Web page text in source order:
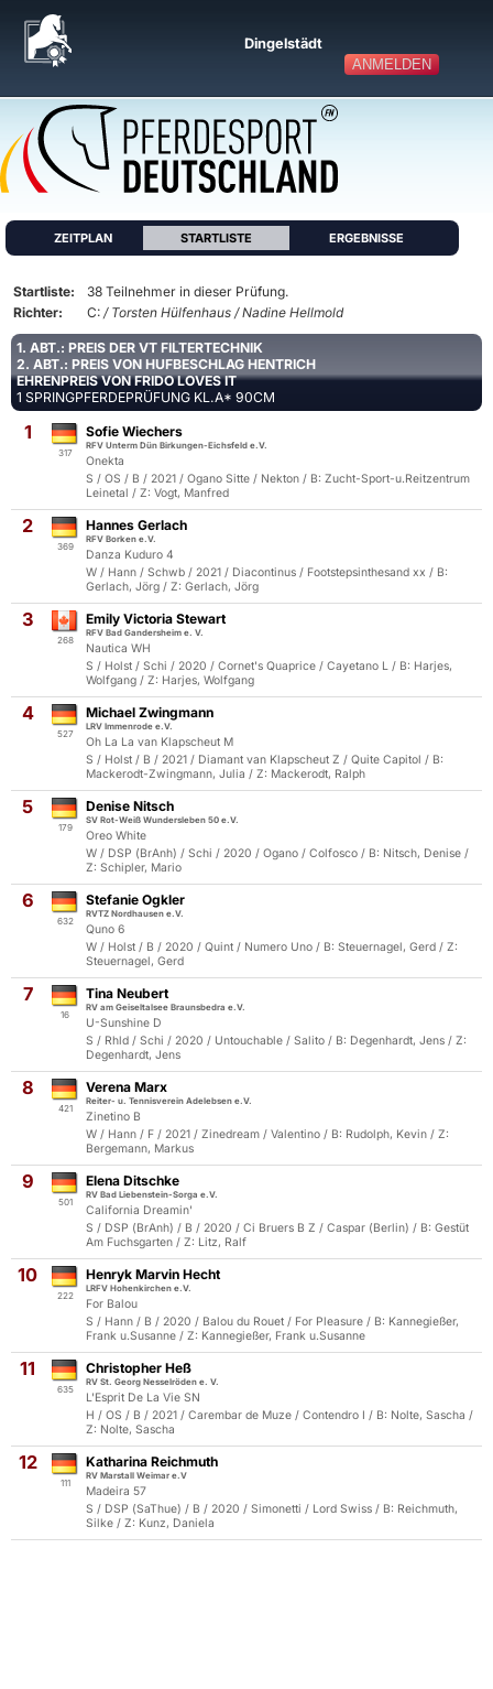
ANMELDEN
Dingelstädt
ZEITPLAN STARTLISTE ERGEBNISSE
Startliste:
38 Teilnehmer in dieser Prüfung.
Richter:
C: / Torsten Hülfenhaus / Nadine Hellmold
1. ABT.: PREIS DER VT FILTERTECHNIK
2. ABT.: PREIS VON HUFBESCHLAG HENTRICH
EHRENPREIS VON FRIDO LOVES IT
1 SPRINGPFERDEPRÜFUNG KL.A* 90CM
1
317
Sofie Wiechers
RFV Unterm Dün Birkungen-Eichsfeld e.V.
Onekta
S / OS / B / 2021 / Ogano Sitte / Nekton / B: Zucht-Sport-u.Reitzentrum
Leinetal / Z: Vogt, Manfred
2
369
Hannes Gerlach
RFV Borken e.V.
Danza Kuduro 4
W / Hann / Schwb / 2021 / Diacontinus / Footstepsinthesand xx / B:
Gerlach, Jörg / Z: Gerlach, Jörg
3
268
Emily Victoria Stewart
RFV Bad Gandersheim e. V.
Nautica WH
S / Holst / Schi / 2020 / Cornet's Quaprice / Cayetano L / B: Harjes,
Wolfgang / Z: Harjes, Wolfgang
4
527
Michael Zwingmann
LRV Immenrode e.V.
Oh La La van Klapscheut M
S / Holst / B / 2021 / Diamant van Klapscheut Z / Quite Capitol / B:
Mackerodt-Zwingmann, Julia / Z: Mackerodt, Ralph
5
179
Denise Nitsch
SV Rot-Weiß Wundersleben 50 e.V.
Oreo White
W / DSP (BrAnh) / Schi / 2020 / Ogano / Colfosco / B: Nitsch, Denise /
Z: Schipler, Mario
6
632
Stefanie Ogkler
RVTZ Nordhausen e.V.
Quno 6
W / Holst / B / 2020 / Quint / Numero Uno / B: Steuernagel, Gerd / Z:
Steuernagel, Gerd
7
16
Tina Neubert
RV am Geiseltalsee Braunsbedra e.V.
U-Sunshine D
S / Rhld / Schi / 2020 / Untouchable / Salito / B: Degenhardt, Jens / Z:
Degenhardt, Jens
8
421
Verena Marx
Reiter- u. Tennisverein Adelebsen e.V.
Zinetino B
W / Hann / F / 2021 / Zinedream / Valentino / B: Rudolph, Kevin / Z:
Bergemann, Markus
9
501
Elena Ditschke
RV Bad Liebenstein-Sorga e.V.
California Dreamin'
S / DSP (BrAnh) / B / 2020 / Ci Bruers B Z / Caspar (Berlin) / B: Gestüt
Am Fuchsgarten / Z: Litz, Ralf
10
222
Henryk Marvin Hecht
LRFV Hohenkirchen e.V.
For Balou
S / Hann / B / 2020 / Balou du Rouet / For Pleasure / B: Kannegießer,
Frank u.Susanne / Z: Kannegießer, Frank u.Susanne
11
635
Christopher Heß
RV St. Georg Nesselröden e. V.
L'Esprit De La Vie SN
H / OS / B / 2021 / Carembar de Muze / Contendro I / B: Nolte, Sascha /
Z: Nolte, Sascha
12
111
Katharina Reichmuth
RV Marstall Weimar e.V
Madeira 57
S / DSP (SaThue) / B / 2020 / Simonetti / Lord Swiss / B: Reichmuth,
Silke / Z: Kunz, Daniela